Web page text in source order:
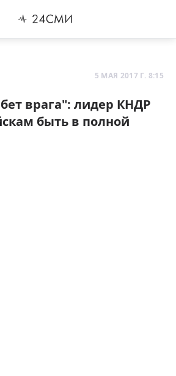
5 МАЯ 2017 Г. 8:15
врага": лидер КНДР
быть в полной